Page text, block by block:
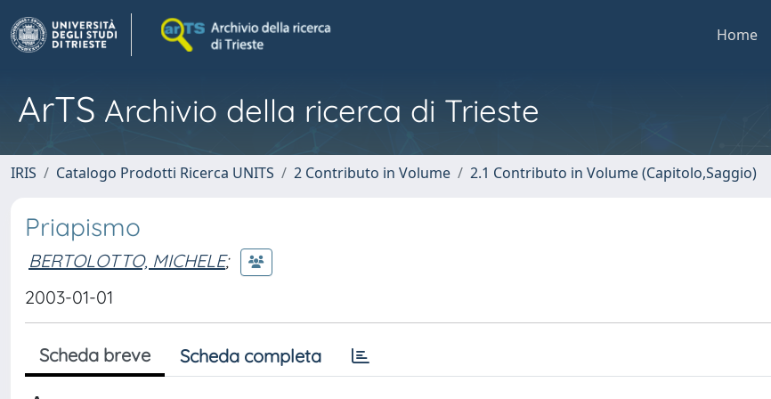
Home
ArTS Archivio della ricerca di Trieste
IRIS Catalogo Prodotti Ricerca UNITS 2 Contributo in Volume 2.1 Contributo in Volume (Capitolo,Saggio)
Priapismo
BERTOLOTTO, MICHELE;
2003-01-01
Scheda breve Scheda completa